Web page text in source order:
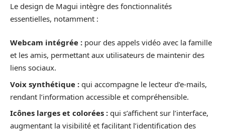
Le design de Magui intègre des fonctionnalités
essentielles, notamment :
Webcam intégrée : pour des appels vidéo avec la famille
et les amis, permettant aux utilisateurs de maintenir des
liens sociaux.
Voix synthétique : qui accompagne le lecteur d’e-mails,
rendant l’information accessible et compréhensible.
Icônes larges et colorées : qui s’affichent sur l’interface,
augmentant la visibilité et facilitant l’identification des